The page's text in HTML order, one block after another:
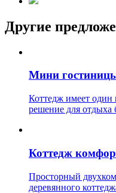
Другие
Мини
Коттедж имеет
решение для
Коттедж
Просторный
деревянного